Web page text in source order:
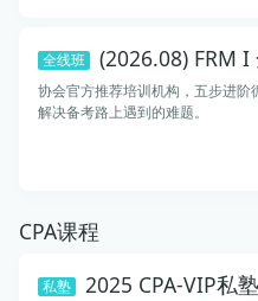
全线班 (2026.08) FRM I
协会官方推荐培训机构，五步进
解决备考路上遇到的难题。
CPA课程
私塾 2025 CPA-VIP私